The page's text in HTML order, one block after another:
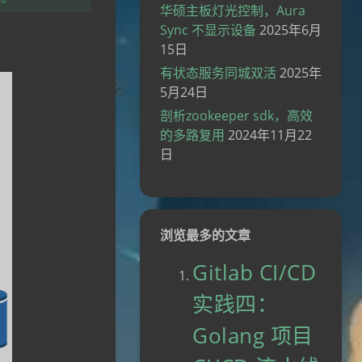
华硕主板灯光控制，Aura
Sync 不显示设备2025年6月
15日
有状态服务同城双活2025年
5月24日
剖析zookeeper sdk，高效
的多路复用 2024年11月22
日
浏览最多的文章
Gitlab CI/CD
实践四：
Golang 项目